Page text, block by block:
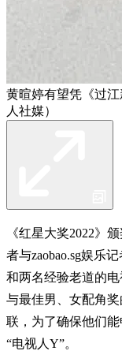
黄暄婷有望凭《过
人社媒）
《红星大奖2022》
者与zaobao.sg娱乐
和两名经验老道的
与最佳男、女配角
联，为了确保他们
“电视人Y”。